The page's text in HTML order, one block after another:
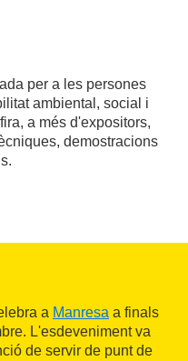
per a les persones
ambiental, social i
a més d'expositors,
demostracions
a Manresa a finals
L'esdeveniment va
de servir de punt de